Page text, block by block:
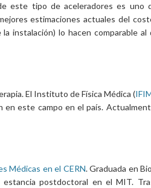
este tipo de aceleradores es uno
estimaciones actuales del
instalación) lo hacen comparable al
El Instituto de Física Médica (
en este campo en el país.
Médicas en el CERN. Graduada en
postdoctoral en el MIT.